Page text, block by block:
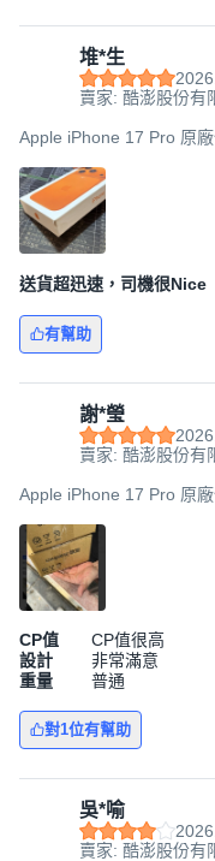
堆*生
賣家: 酷澎股份有
Apple iPhone 17 Pro 原
送貨超迅速，司機很Nice
有幫助
謝*瑩
賣家: 酷澎股份有
Apple iPhone 17 Pro 原
CP值
CP值很高
設計
非常滿意
重量
普通
對1位有幫助
吳*喻
賣家: 酷澎股份有